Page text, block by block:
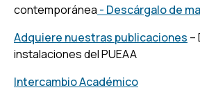
contemporánea - Descárgalo de
Adquiere nuestras publicaciones –
instalaciones del PUEAA
Intercambio Académico